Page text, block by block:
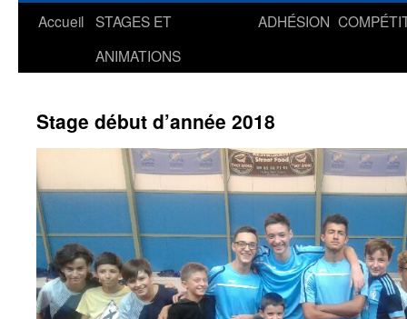
Aller
Accueil STAGES ET
ANIMATIONS
ADHÉSION
Stage début d’année 2018